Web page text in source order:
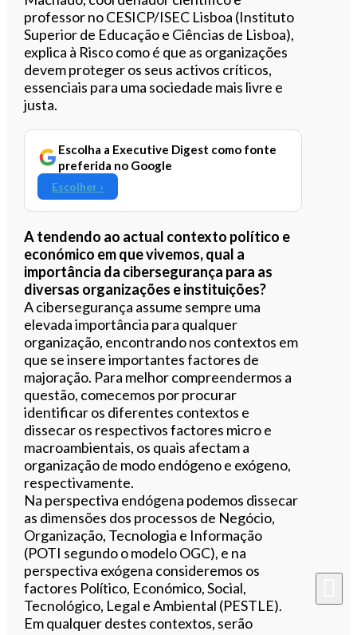
professor no CESICP/ISEC Lisboa (Instituto
Superior de Educação e Ciências de Lisboa),
explica à Risco como é que as organizações
devem proteger os seus activos críticos,
essenciais para uma sociedade mais livre e
justa.
Escolha a Executive Digest como fonte
preferida no Google
Escolher ›
A tendendo ao actual contexto político e
económico em que vivemos, qual a
importância da cibersegurança para as
diversas organizações e instituições?
A cibersegurança assume sempre uma
elevada importância para qualquer
organização, encontrando nos contextos em
que se insere importantes factores de
majoração. Para melhor compreendermos a
questão, comecemos por procurar
identificar os diferentes contextos e
dissecar os respectivos factores micro e
macroambientais, os quais afectam a
organização de modo endógeno e exógeno,
respectivamente.
Na perspectiva endógena podemos dissecar
as dimensões dos processos de Negócio,
Organização, Tecnologia e Informação
(POTI segundo o modelo OGC), e na
perspectiva exógena consideremos os
factores Político, Económico, Social,
Tecnológico, Legal e Ambiental (PESTLE).
Em qualquer destes contextos, serão